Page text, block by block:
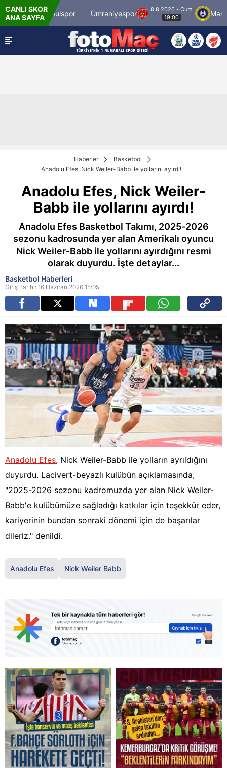
CANLI SKOR
ANA SAYFAİstanbulspor Ümraniyespor
8.8.2026 - Cum
19:00
Mardin
Haberler
Basketbol
Anadolu Efes, Nick Weiler-Babb ile yollarını ayırdı!
Anadolu Efes, Nick Weiler-
Babb ile yollarını ayırdı!
Anadolu Efes Basketbol Takımı, 2025-2026
sezonu kadrosunda yer alan Amerikalı oyuncu
Nick Weiler-Babb ile yollarını ayırdığını resmi
olarak duyurdu. İşte detaylar...
Basketbol Haberleri
Giriş Tarihi: 16 Haziran 2026 15:05
Anadolu Efes, Nick Weiler-Babb ile yolların ayrıldığını
duyurdu. Lacivert-beyazlı kulübün açıklamasında,
"2025-2026 sezonu kadromuzda yer alan Nick Weiler-
Babb'e kulübümüze sağladığı katkılar için teşekkür eder,
kariyerinin bundan sonraki dönemi için de başarılar
dileriz." denildi.
Anadolu Efes Nick Weiler Babb